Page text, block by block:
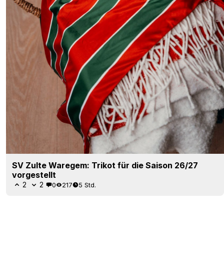
SV Zulte Waregem: Trikot für die Saison 26/27
vorgestellt
2 2 0 217 5 Std.